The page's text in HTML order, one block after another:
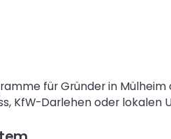
für Gründer in
KfW-Darlehen oder